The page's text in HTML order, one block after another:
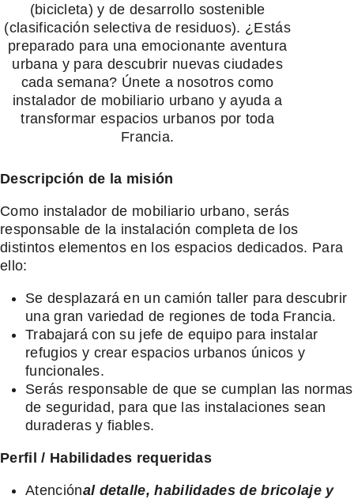
(bicicleta) y de desarrollo sostenible
(clasificación selectiva de residuos). ¿Estás
preparado para una emocionante aventura
urbana y para descubrir nuevas ciudades
cada semana? Únete a nosotros como
instalador de mobiliario urbano y ayuda a
transformar espacios urbanos por toda
Francia.
Descripción de la misión
Como instalador de mobiliario urbano, serás
responsable de la instalación completa de los
distintos elementos en los espacios dedicados. Para
ello:
Se desplazará en un camión taller para descubrir
una gran variedad de regiones de toda Francia.
Trabajará con su jefe de equipo para instalar
refugios y crear espacios urbanos únicos y
funcionales.
Serás responsable de que se cumplan las normas
de seguridad, para que las instalaciones sean
duraderas y fiables.
Perfil / Habilidades requeridas
Atenciónal detalle, habilidades de bricolaje y